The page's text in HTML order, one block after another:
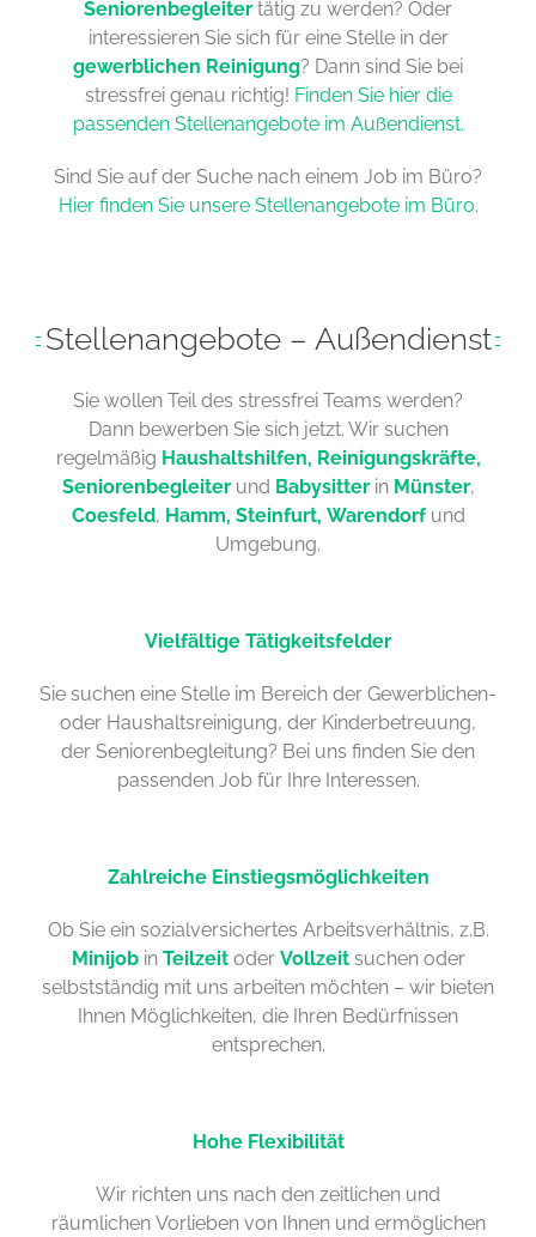
Seniorenbegleiter tätig zu werden? Oder
interessieren Sie sich für eine Stelle in der
gewerblichen Reinigung? Dann sind Sie bei
stressfrei genau richtig! Finden Sie hier die
passenden Stellenangebote im Außendienst.
Sind Sie auf der Suche nach einem Job im Büro?
Hier finden Sie unsere Stellenangebote im Büro.
Stellenangebote – Außendienst
Sie wollen Teil des stressfrei Teams werden?
Dann bewerben Sie sich jetzt. Wir suchen
regelmäßig Haushaltshilfen, Reinigungskräfte,
Seniorenbegleiter und Babysitterin Münster,
Coesfeld, Hamm, Steinfurt, Warendorf und
Umgebung.
Vielfältige Tätigkeitsfelder
Sie suchen eine Stelle im Bereich der Gewerblichen-
oder Haushaltsreinigung, der Kinderbetreuung,
der Seniorenbegleitung? Bei uns finden Sie den
passenden Job für Ihre Interessen.
Zahlreiche Einstiegsmöglichkeiten
Ob Sie ein sozialversichertes Arbeitsverhältnis, z.B.
Minijobin Teilzeit oder Vollzeitsuchen oder
selbstständig mit uns arbeiten möchten – wir bieten
Ihnen Möglichkeiten, die Ihren Bedürfnissen
entsprechen.
Hohe Flexibilität
Wir richten uns nach den zeitlichen und
räumlichen Vorlieben von Ihnen und ermöglichen